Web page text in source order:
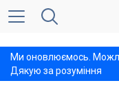
Ми оновлюємось.
Дякую за розуміння